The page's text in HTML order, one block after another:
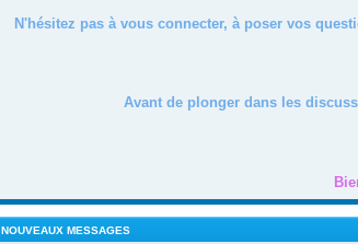
N'hésitez pas à vous connecter, à poser vos
Avant de plonger dans les
NOUVEAUX MESSAGES